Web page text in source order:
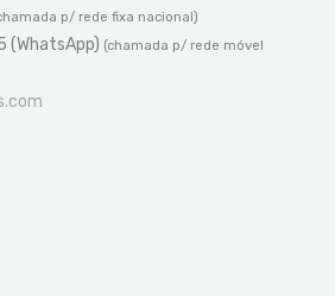
p/ rede fixa nacional)
(WhatsApp) (chamada p/ rede móvel